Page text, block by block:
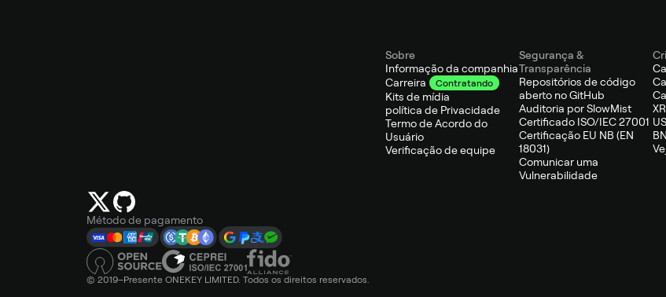
Método de pagamento
© 2019–Presente ONEKEY LIMITED. Todos os direitos reservados.
Sobre
Informação da companhia
Carreira
Contratando
Kits de mídia
política de Privacidade
Termo de Acordo do
Usuário
Verificação de equipe
Segurança &
Transparência
Repositórios de código
aberto no GitHub
Auditoria por SlowMist
Certificado ISO/IEC 27001
Certificação EU NB (EN
18031)
Comunicar uma
Vulnerabilidade